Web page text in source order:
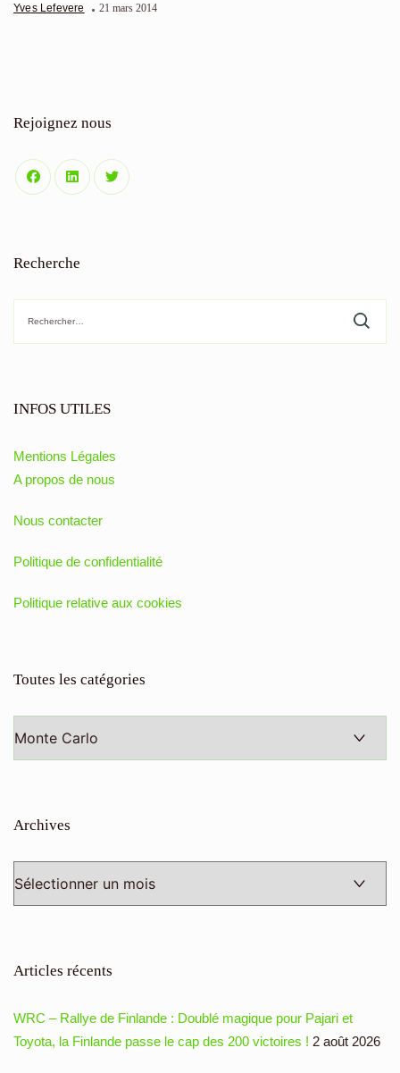
Yves Lefevere 21 mars 2014
Rejoignez nous
Recherche
INFOS UTILES
Mentions Légales
A propos de nous
Nous contacter
Politique de confidentialité
Politique relative aux cookies
Toutes les catégories
les
Archives
Articles récents
WRC – Rallye de Finlande : Doublé magique pour Pajari et
Toyota, la Finlande passe le cap des 200 victoires ! 2 août 2026